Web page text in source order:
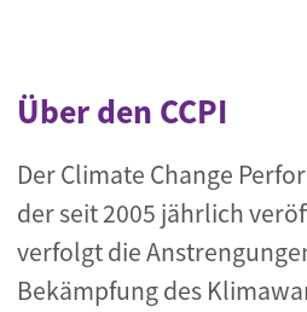
Über den CCPI
Der Climate Change
der seit 2005 jährlich
verfolgt die
Bekämpfung des